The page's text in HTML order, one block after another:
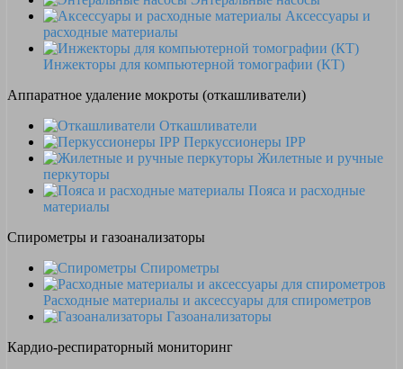
Аксессуары и
расходные материалы
Инжекторы для компьютерной томографии (КТ)
Аппаратное удаление мокроты (откашливатели)
Откашливатели
Перкуссионеры IPP
Жилетные и ручные
перкуторы
Пояса и расходные
материалы
Спирометры и газоанализаторы
Спирометры
Расходные материалы и аксессуары для спирометров
Газоанализаторы
Кардио-респираторный мониторинг